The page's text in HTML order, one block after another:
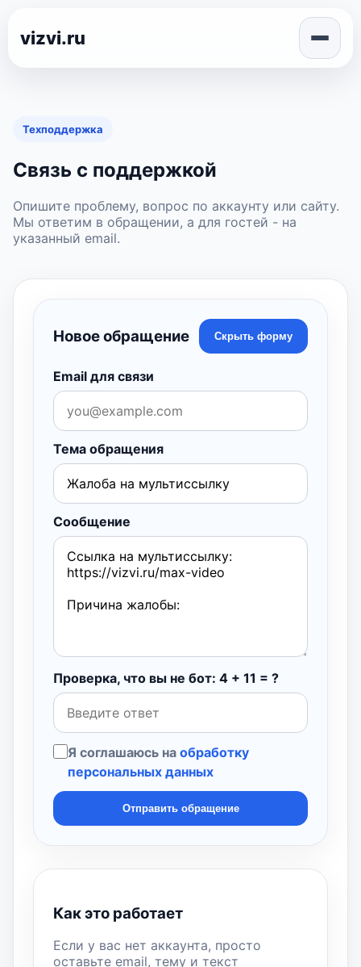
vizvi.ru
Техподдержка
Связь с поддержкой
Опишите проблему, вопрос по аккаунту или сайту.
Мы ответим в обращении, а для гостей - на
указанный email.
Новое обращение Скрыть форму
Email для связи
Тема обращения
Сообщение
Проверка, что вы не бот: 4 + 11 = ?
Я соглашаюсь на обработку
персональных данных
Отправить обращение
Как это работает
Если у вас нет аккаунта, просто
оставьте email, тему и текст